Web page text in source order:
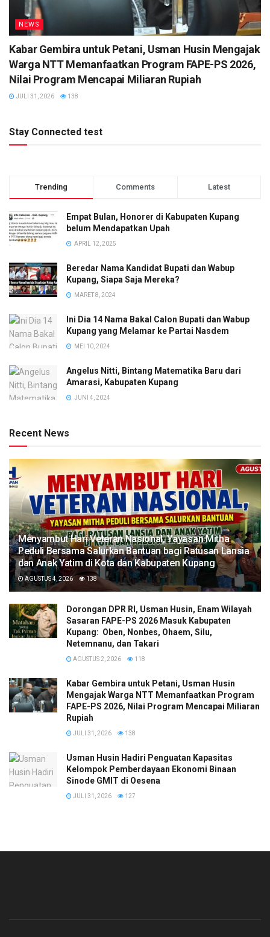
NEWS
Kabar Gembira untuk Petani, Usman Husin Mengajak
Warga NTT Memanfaatkan Program FAPE-PS 2026,
Nilai Program Mencapai Miliaran Rupiah
JULI 31, 2026 138
Stay Connected test
Trending Comments Latest
Empat Bulan, Honorer di Kabupaten Kupang
belum Mendapatkan Upah
APRIL 12, 2025
Beredar Nama Kandidat Bupati dan Wabup
Kupang, Siapa Saja Mereka?
MARET 8, 2024
Ini Dia 14 Nama Bakal Calon Bupati dan Wabup
Kupang yang Melamar ke Partai Nasdem
MEI 10, 2024
Angelus Nitti, Bintang Matematika Baru dari
Amarasi, Kabupaten Kupang
JUNI 4, 2024
Recent News
​Menyambut Hari Veteran Nasional, Yayasan Mitha
Peduli Bersama Salurkan Bantuan bagi Ratusan Lansia
dan Anak Yatim di Kota dan Kabupaten Kupang
AGUSTUS 4, 2026 138
Dorongan DPR RI, Usman Husin, Enam Wilayah
Sasaran FAPE-PS 2026 Masuk Kabupaten
Kupang: Oben, Nonbes, Ohaem, Silu,
Netemnanu, dan Takari
AGUSTUS 2, 2026 118
Kabar Gembira untuk Petani, Usman Husin
Mengajak Warga NTT Memanfaatkan Program
FAPE-PS 2026, Nilai Program Mencapai Miliaran
Rupiah
JULI 31, 2026 138
​Usman Husin Hadiri Penguatan Kapasitas
Kelompok Pemberdayaan Ekonomi Binaan
Sinode GMIT di Oesena
JULI 31, 2026 127